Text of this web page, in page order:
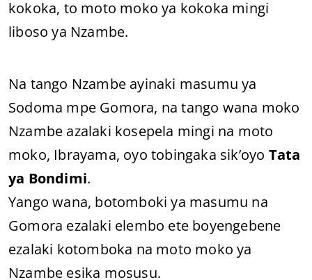
kokoka, to moto moko ya kokoka mingi
liboso ya Nzambe.
Na tango Nzambe ayinaki masumu ya
Sodoma mpe Gomora, na tango wana moko
Nzambe azalaki kosepela mingi na moto
moko, Ibrayama, oyo tobingaka sik’oyo Tata
ya Bondimi.
Yango wana, botomboki ya masumu na
Gomora ezalaki elembo ete boyengebene
ezalaki kotomboka na moto moko ya
Nzambe esika mosusu.